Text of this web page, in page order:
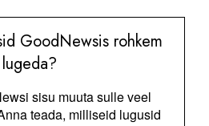
GoodNewsis rohkem
lugeda?
sisu muuta sulle veel
teada, milliseid lugusid